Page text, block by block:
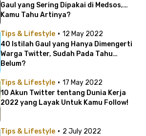
Gaul yang Sering Dipakai di Medsos,
Kamu Tahu Artinya?
Tips & Lifestyle · 12 May 2022
40 Istilah Gaul yang Hanya Dimengerti
Warga Twitter, Sudah Pada Tahu
Belum?
Tips & Lifestyle · 17 May 2022
10 Akun Twitter tentang Dunia Kerja
2022 yang Layak Untuk Kamu Follow!
Tips & Lifestyle · 2 July 2022